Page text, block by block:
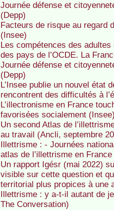
Journée défense et
(Depp)
Facteurs de risque au regard
(Insee)
Les compétences des
des pays de l’OCDE. La
Journée défense et
(Depp)
L’Insee publie un nouvel état
rencontrent des difficultés à
L’illectronisme en France
favorisées socialement
Un second Atlas de
au travail (Ancli, septembre
Illettrisme : - Journées
atlas de l’illettrisme en
Un rapport Igésr (mai 2022)
visible sur cette question et
territorial plus propices à une
Illettrisme : y a-t-il autant de
The Conversation)